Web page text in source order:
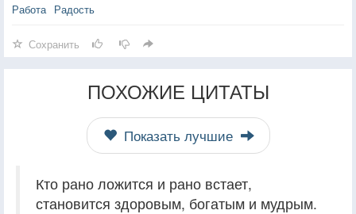
Работа Радость
Сохранить
ПОХОЖИЕ ЦИТАТЫ
Показать лучшие
Кто рано ложится и рано встает,
становится здоровым, богатым и мудрым.